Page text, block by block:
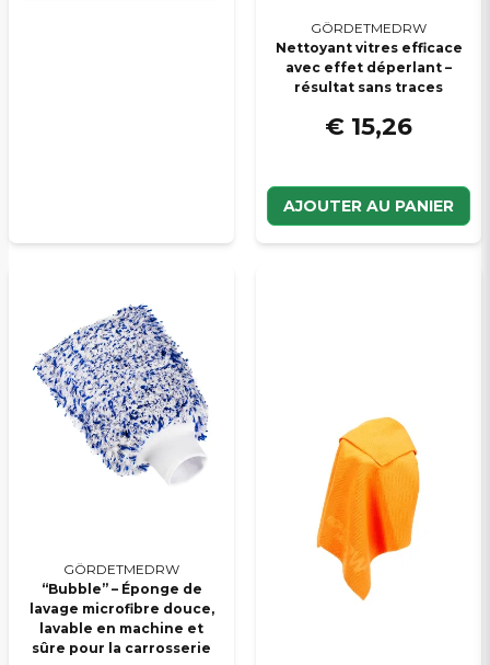
GÖRDETMEDRW
Nettoyant vitres efficace
avec effet déperlant –
résultat sans traces
€ 15,26
AJOUTER AU PANIER
GÖRDETMEDRW
“Bubble” – Éponge de
lavage microfibre douce,
lavable en machine et
sûre pour la carrosserie